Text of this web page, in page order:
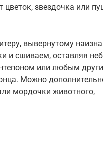
звездочка или
вывернутому
и сшиваем, оставляя
или любым
Можно
мордочки животного,